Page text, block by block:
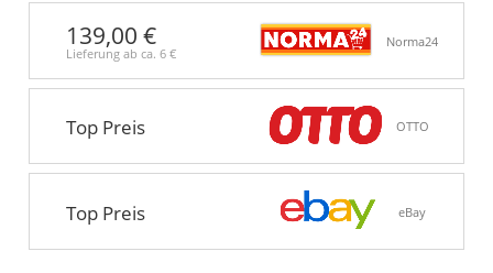
139,00 €
Lieferung ab ca. 6 €
Norma24
Top Preis OTTO
Top Preis eBay